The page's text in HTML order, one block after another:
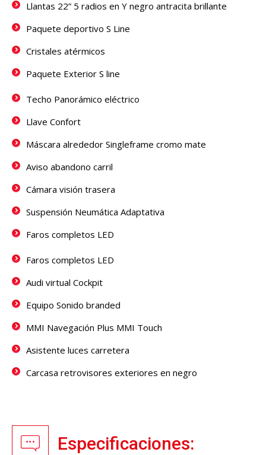
Llantas 22” 5 radios en Y negro antracita brillante
Paquete deportivo S Line
Cristales atérmicos
Paquete Exterior S line
Techo Panorámico eléctrico
Llave Confort
Máscara alrededor Singleframe cromo mate
Aviso abandono carril
Cámara visión trasera
Suspensión Neumática Adaptativa
Faros completos LED
Faros completos LED
Audi virtual Cockpit
Equipo Sonido branded
MMI Navegación Plus MMI Touch
Asistente luces carretera
Carcasa retrovisores exteriores en negro
Especificaciones: